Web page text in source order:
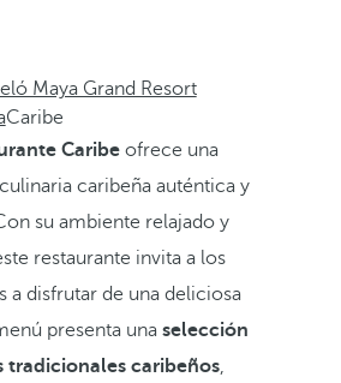
Maya Grand Resort
Caribe
Caribe ofrece una
caribeña auténtica y
su ambiente relajado y
restaurante invita a los
a disfrutar de una deliciosa
presenta unaselección
tradicionales caribeños,